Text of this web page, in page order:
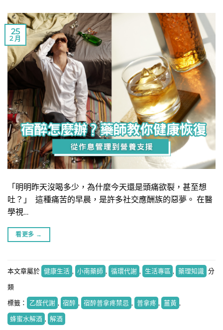
25
2 月
「明明昨天沒喝多少，為什麼今天還是頭痛欲裂，甚至想
吐？」 這種痛苦的早晨，是許多社交應酬族的惡夢。 在醫
學視…
看更多 →
本文章屬於 健康生活 , 小南藥師 , 循環代謝 , 生活專區 , 藥理知識 分
類
標籤： 乙醛代謝 , 宿醉 , 宿醉普拿疼禁忌 , 普拿疼 , 薑黃 ,
蜂蜜水解酒 , 解酒